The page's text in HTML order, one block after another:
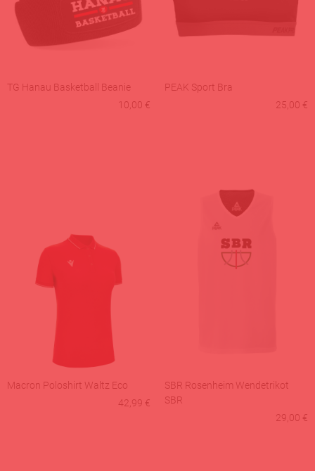
TG Hanau Basketball Beanie
10,00 €
PEAK Sport Bra
25,00 €
Macron Poloshirt Waltz Eco
42,99 €
SBR Rosenheim Wendetrikot
SBR
29,00 €